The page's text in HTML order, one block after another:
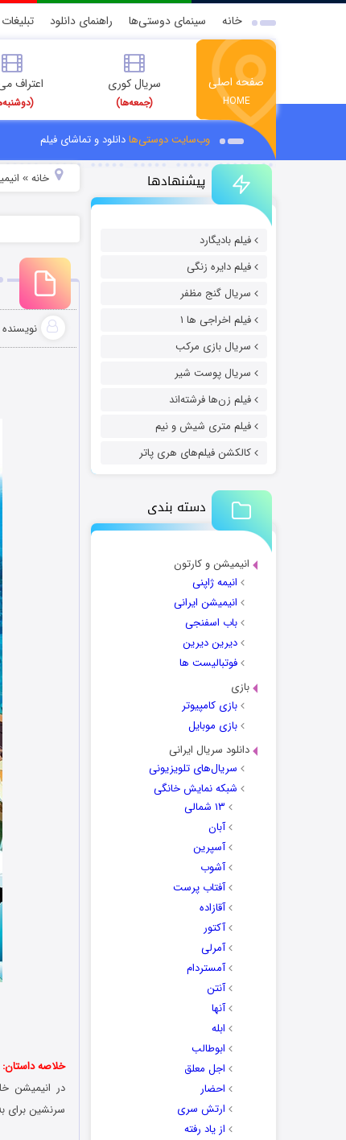
خانه سینمای دوستی‌ها راهنمای دانلود تبلیغات
صفحه اصلی
HOME
سریال کوری
(جمعه‌ها)
اعتراف
وب‌سایت دوستی‌هادانلود و تماشای فیلم
پیشنهادها
فیلم بادیگارد
فیلم دایره زنگی
سریال گنج مظفر
فیلم اخراجی ها ۱
سریال بازی مرکب
سریال پوست شیر
فیلم زن‌ها فرشته‌اند
فیلم متری شیش و نیم
کالکشن فیلم‌های هری پاتر
دسته بندی
انیمیشن و کارتون
انیمه ژاپنی
انیمیشن ایرانی
باب اسفنجی
دیرین دیرین
فوتبالیست ها
بازی
بازی کامپیوتر
بازی موبایل
دانلود سریال ایرانی
سریال‌های تلویزیونی
شبکه نمایش خانگی
۱۳ شمالی
آبان
آسپرین
آشوب
آفتاب پرست
آقازاده
آکتور
آمرلی
آمستردام
آنتن
آنها
ابله
ابوطالب
اجل معلق
احضار
ارتش سری
از یاد رفته
خانه»
نویسنده
خلاصه داستان:
در انیمیشن
سرنشین برای